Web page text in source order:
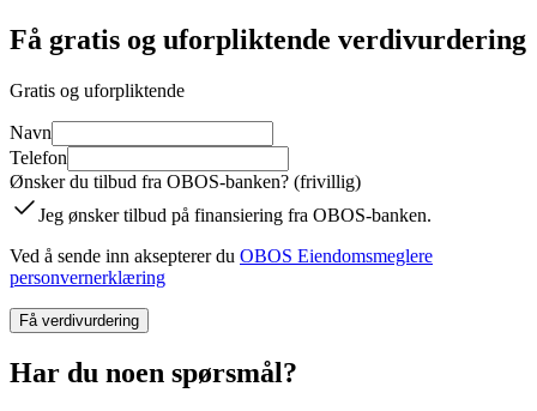
Få gratis og uforpliktende verdivurdering
Gratis og uforpliktende
Navn
Telefon
Ønsker du tilbud fra OBOS-banken? (frivillig)
Jeg ønsker tilbud på finansiering fra OBOS-banken.
Ved å sende inn aksepterer du OBOS Eiendomsmeglere
personvernerklæring
Få verdivurdering
Har du noen spørsmål?